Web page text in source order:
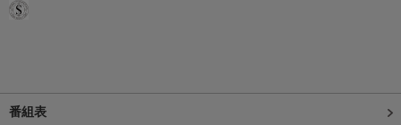
番組表